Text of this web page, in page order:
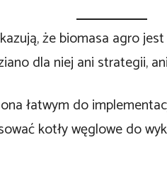
że biomasa agro
dla niej ani strategii,
łatwym do
kotły węglowe do